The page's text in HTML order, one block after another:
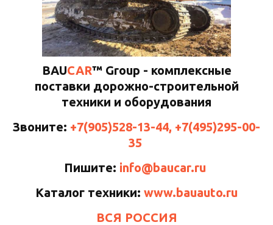
BAUCAR™ Group - комплексные
поставки дорожно-строительной
техники и оборудования
Звоните: +7(905)528-13-44, +7(495)295-00-
35
Пишите: info@baucar.ru
Каталог техники: www.bauauto.ru
ВСЯ РОССИЯ